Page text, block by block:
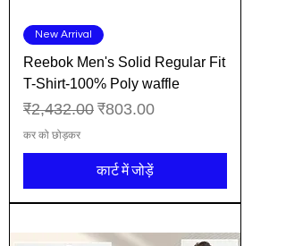
New Arrival
Reebok Men's Solid Regular Fit
T-Shirt-100% Poly waffle
नियमित मूल्य
₹2,432.00 बिक्री मूल्य
₹803.00
कर को छोड़कर
कार्ट में जोड़ें